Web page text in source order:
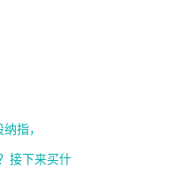
指，
接下来买什